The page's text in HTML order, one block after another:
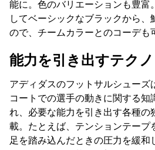
能に。色のバリエーションも豊富
してベーシックなブラックから、
ので、チームカラーとのコーデも
能力を引き出すテク
アディダスのフットサルシューズ
コートでの選手の動きに関する知
れ、必要な能力を引き出す各種の
載。たとえば、テンションテープ
足を踏み込んだときの圧力を緩和